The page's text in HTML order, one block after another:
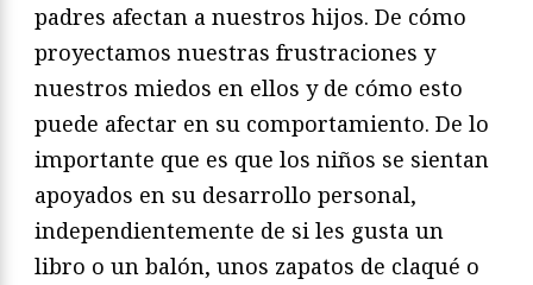
padres afectan a nuestros hijos. De cómo
proyectamos nuestras frustraciones y
nuestros miedos en ellos y de cómo esto
puede afectar en su comportamiento. De lo
importante que es que los niños se sientan
apoyados en su desarrollo personal,
independientemente de si les gusta un
libro o un balón, unos zapatos de claqué o